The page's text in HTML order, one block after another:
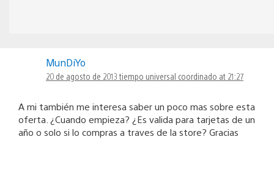
MunDiYo
20 de agosto de 2013 tiempo universal coordinado at 21:27
A mi también me interesa saber un poco mas sobre esta
oferta. ¿Cuando empieza? ¿Es valida para tarjetas de un
año o solo si lo compras a traves de la store? Gracias